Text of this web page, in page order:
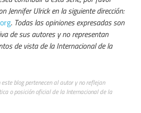
Jennifer Ulrick en la siguiente dirección:
. Todas las opiniones expresadas son
de sus autores y no representan
de vista de la Internacional de la
blog pertenecen al autor y no reflejan
o posición oficial de la Internacional de la